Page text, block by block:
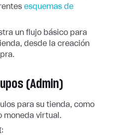
esquemas de
un flujo básico para
desde la creación
(Admin)
para su tienda, como
moneda virtual.